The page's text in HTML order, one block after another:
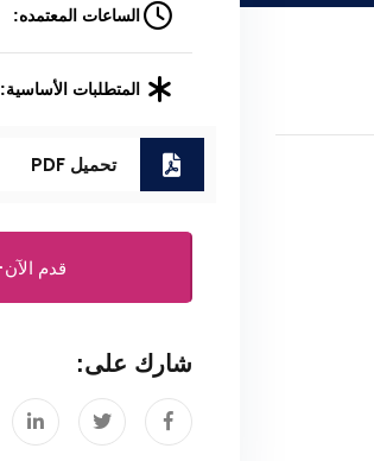
الساعات المعتمده:
المتطلبات الأساسية:
تحميل PDF
قدم الآن
شارك على: